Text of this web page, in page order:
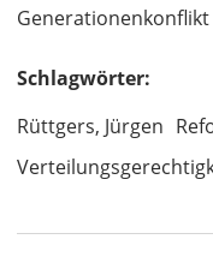
Generationenkonflikt
Schlagwörter:
Rüttgers, Jürgen